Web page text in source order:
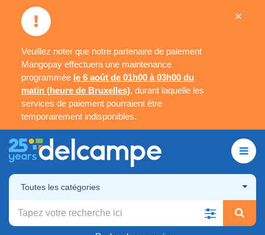
Veuillez noter que notre partenaire de paiement
Mangopay effectuera une maintenance
programmée le 6 août de 01h00 à 03h00 du
matin (heure de Bruxelles), durant laquelle les
services de paiement pourraient être
temporairement indisponibles.
×
Toutes les catégories